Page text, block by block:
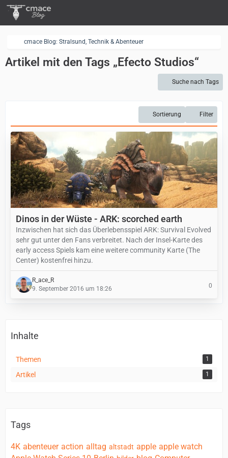
cmace Blog: Stralsund, Technik & Abenteuer
Artikel mit den Tags „Efecto Studios“
Suche nach Tags
Sortierung Filter
Dinos in der Wüste - ARK: scorched earth
Inzwischen hat sich das Überlebensspiel ARK: Survival Evolved
sehr gut unter den Fans verbreitet. Nach der Insel-Karte des
early access Spiels kam eine weitere community Karte (The
Center) kostenfrei hinzu.
R_ace_R
9. September 2016 um 18:26
0
Inhalte
Themen 1
Artikel 1
Tags
4K abenteuer action alltag altstadt apple apple watch